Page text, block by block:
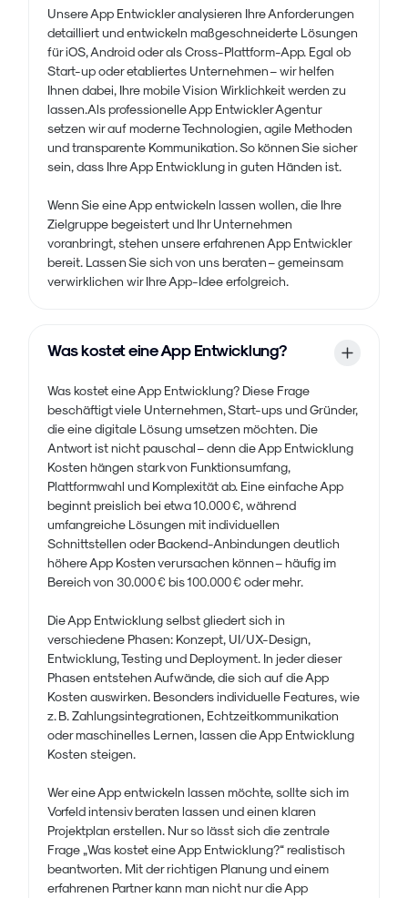
Unsere App Entwickler analysieren Ihre Anforderungen
detailliert und entwickeln maßgeschneiderte Lösungen
für iOS, Android oder als Cross-Plattform-App. Egal ob
Start-up oder etabliertes Unternehmen – wir helfen
Ihnen dabei, Ihre mobile Vision Wirklichkeit werden zu
lassen.Als professionelle App Entwickler Agentur
setzen wir auf moderne Technologien, agile Methoden
und transparente Kommunikation. So können Sie sicher
sein, dass Ihre App Entwicklung in guten Händen ist.
Wenn Sie eine App entwickeln lassen wollen, die Ihre
Zielgruppe begeistert und Ihr Unternehmen
voranbringt, stehen unsere erfahrenen App Entwickler
bereit. Lassen Sie sich von uns beraten – gemeinsam
verwirklichen wir Ihre App-Idee erfolgreich.
Was kostet eine App Entwicklung?
Was kostet eine App Entwicklung? Diese Frage
beschäftigt viele Unternehmen, Start-ups und Gründer,
die eine digitale Lösung umsetzen möchten. Die
Antwort ist nicht pauschal – denn die App Entwicklung
Kosten hängen stark von Funktionsumfang,
Plattformwahl und Komplexität ab. Eine einfache App
beginnt preislich bei etwa 10.000 €, während
umfangreiche Lösungen mit individuellen
Schnittstellen oder Backend-Anbindungen deutlich
höhere App Kosten verursachen können – häufig im
Bereich von 30.000 € bis 100.000 € oder mehr.
Die App Entwicklung selbst gliedert sich in
verschiedene Phasen: Konzept, UI/UX-Design,
Entwicklung, Testing und Deployment. In jeder dieser
Phasen entstehen Aufwände, die sich auf die App
Kosten auswirken. Besonders individuelle Features, wie
z. B. Zahlungsintegrationen, Echtzeitkommunikation
oder maschinelles Lernen, lassen die App Entwicklung
Kosten steigen.
Wer eine App entwickeln lassen möchte, sollte sich im
Vorfeld intensiv beraten lassen und einen klaren
Projektplan erstellen. Nur so lässt sich die zentrale
Frage „Was kostet eine App Entwicklung?“ realistisch
beantworten. Mit der richtigen Planung und einem
erfahrenen Partner kann man nicht nur die App